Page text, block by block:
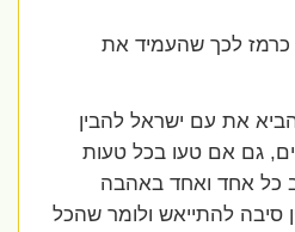
לכך שהעמיד את
את עם ישראל להבין
גם אם טעו בכל טעות
אחד ואחד באהבה
להתייאש ולומר שהכל